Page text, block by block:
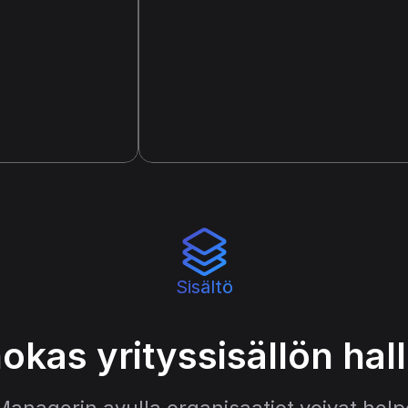
Sisältö
yrityssisällön